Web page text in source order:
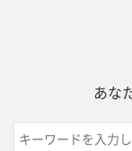
あな